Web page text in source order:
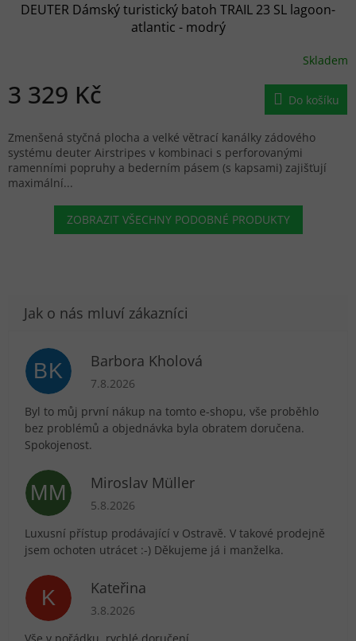
DEUTER Dámský turistický batoh TRAIL 23 SL lagoon-
atlantic - modrý
Skladem
3 329 Kč Do košíku
Zmenšená styčná plocha a velké větrací kanálky zádového
systému deuter Airstripes v kombinaci s perforovanými
ramenními popruhy a bederním pásem (s kapsami) zajišťují
maximální...
ZOBRAZIT VŠECHNY PODOBNÉ PRODUKTY
BK Barbora Kholová
Hodnocení obchodu je 5 z 5 hvězdiček.
7.8.2026
Byl to můj první nákup na tomto e-shopu, vše proběhlo
bez problémů a objednávka byla obratem doručena.
Spokojenost.
MM Miroslav Müller
Hodnocení obchodu je 5 z 5 hvězdiček.
5.8.2026
Luxusní přístup prodávající v Ostravě. V takové prodejně
jsem ochoten utrácet :-) Děkujeme já i manželka.
K Kateřina
Hodnocení obchodu je 5 z 5 hvězdiček.
3.8.2026